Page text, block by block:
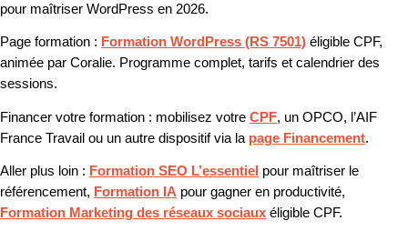
pour maîtriser WordPress en 2026.
Page formation : Formation WordPress (RS 7501) éligible CPF,
animée par Coralie. Programme complet, tarifs et calendrier des
sessions.
Financer votre formation : mobilisez votre CPF, un OPCO, l’AIF
France Travail ou un autre dispositif via la page Financement.
Aller plus loin : Formation SEO L’essentiel pour maîtriser le
référencement, Formation IA pour gagner en productivité,
Formation Marketing des réseaux sociaux éligible CPF.